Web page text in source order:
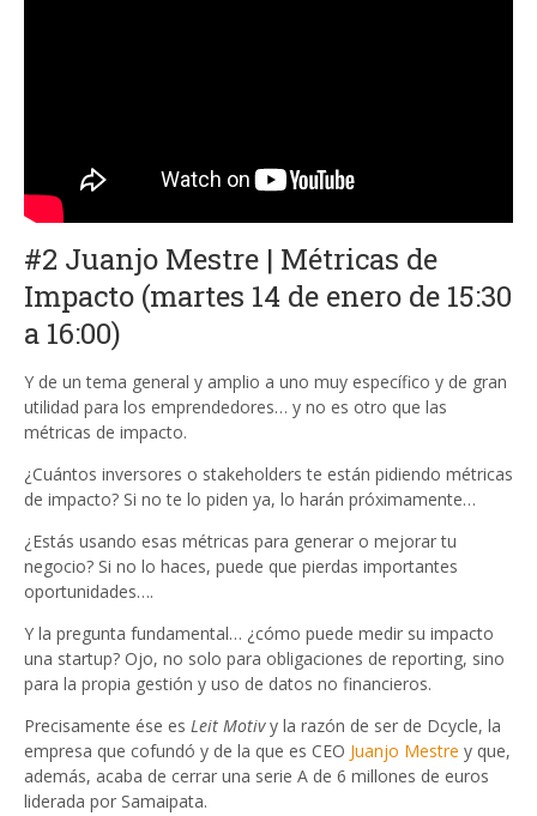
#2 Juanjo Mestre | Métricas de
Impacto (martes 14 de enero de 15:30
a 16:00)
Y de un tema general y amplio a uno muy específico y de gran
utilidad para los emprendedores… y no es otro que las
métricas de impacto.
¿Cuántos inversores o stakeholders te están pidiendo métricas
de impacto? Si no te lo piden ya, lo harán próximamente…
¿Estás usando esas métricas para generar o mejorar tu
negocio? Si no lo haces, puede que pierdas importantes
oportunidades….
Y la pregunta fundamental… ¿cómo puede medir su impacto
una startup? Ojo, no solo para obligaciones de reporting, sino
para la propia gestión y uso de datos no financieros.
Precisamente ése es Leit Motivy la razón de ser de Dcycle, la
empresa que cofundó y de la que es CEO Juanjo Mestre y que,
además, acaba de cerrar una serie A de 6 millones de euros
liderada por Samaipata.